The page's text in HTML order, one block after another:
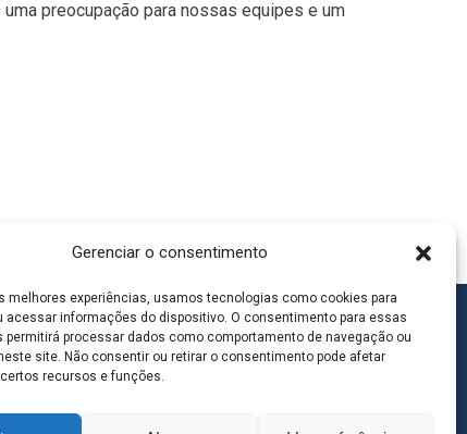
Gerenciar o consentimento
melhores experiências, usamos tecnologias como cookies para
acessar informações do dispositivo. O consentimento para essas
permitirá processar dados como comportamento de navegação ou
site. Não consentir ou retirar o consentimento pode afetar
recursos e funções.
preocupação para nossas equipes e um